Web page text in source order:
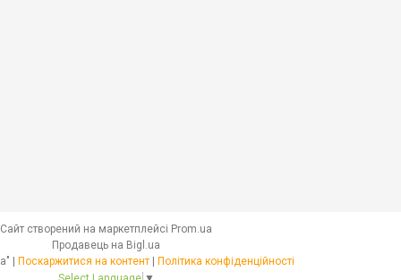
Сайт створений на маркетплейсі Prom.ua
Продавець на Bigl.ua
Поскаржитися на контент
Політика конфіденційності